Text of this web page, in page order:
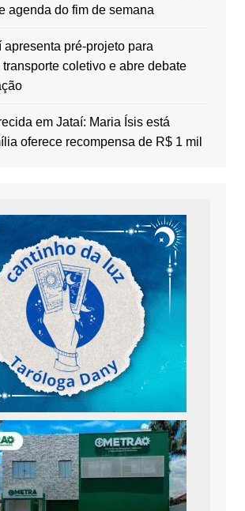
agenda do fim de semana
apresenta pré-projeto para
transporte coletivo e abre debate
em Jataí: Maria Ísis está
oferece recompensa de R$ 1 mil